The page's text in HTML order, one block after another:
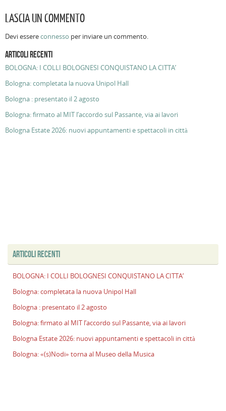
LASCIA UN COMMENTO
Devi essereconnesso per inviare un commento.
ARTICOLI RECENTI
BOLOGNA: I COLLI BOLOGNESI CONQUISTANO LA CITTA’
Bologna: completata la nuova Unipol Hall
Bologna : presentato il 2 agosto
Bologna: firmato al MIT l’accordo sul Passante, via ai lavori
Bologna Estate 2026: nuovi appuntamenti e spettacoli in città
ARTICOLI RECENTI
BOLOGNA: I COLLI BOLOGNESI CONQUISTANO LA CITTA’
Bologna: completata la nuova Unipol Hall
Bologna : presentato il 2 agosto
Bologna: firmato al MIT l’accordo sul Passante, via ai lavori
Bologna Estate 2026: nuovi appuntamenti e spettacoli in città
Bologna: «(s)Nodi» torna al Museo della Musica